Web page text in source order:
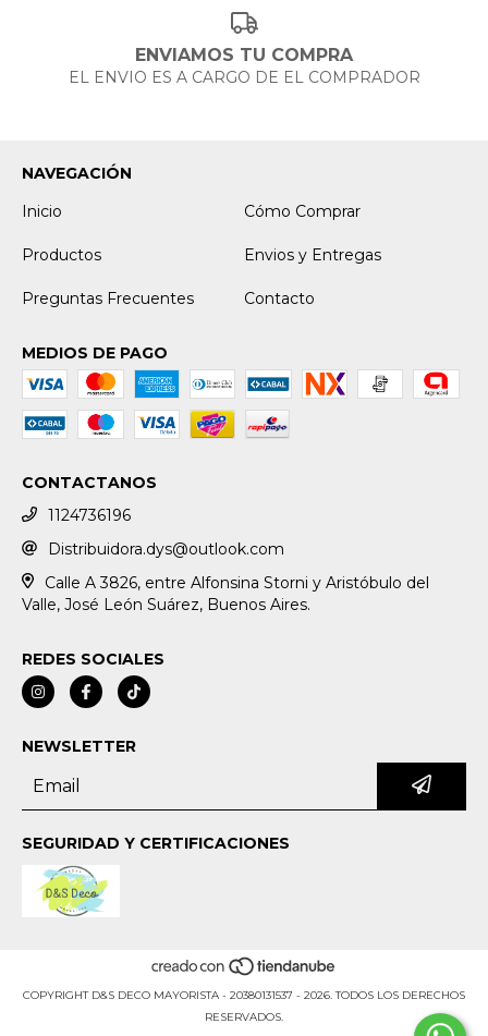
ENVIAMOS TU COMPRA
EL ENVIO ES A CARGO DE EL COMPRADOR
NAVEGACIÓN
Inicio
Cómo Comprar
Productos Envios y Entregas
Preguntas Frecuentes Contacto
MEDIOS DE PAGO
CONTACTANOS
1124736196
Distribuidora.dys@outlook.com
Calle A 3826, entre Alfonsina Storni y Aristóbulo del
Valle, José León Suárez, Buenos Aires.
REDES SOCIALES
NEWSLETTER
SEGURIDAD Y CERTIFICACIONES
COPYRIGHT D&S DECO MAYORISTA - 20380131537 - 2026. TODOS LOS DERECHOS
RESERVADOS.